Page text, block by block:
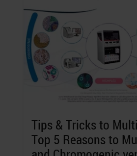
Tips & Tricks to
Top 5 Reasons to